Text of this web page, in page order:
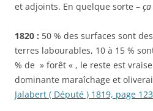
et adjoints. En quelque sorte –
1820 : 50 % des surfaces sont
terres labourables, 10 à 15 %
% de » forêt « , le reste est
dominante maraîchage et
Jalabert ( Député ) 1819, page